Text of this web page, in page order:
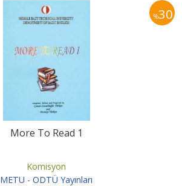
%30
More To Read 1
Komisyon
METU - ODTÜ Yayınları